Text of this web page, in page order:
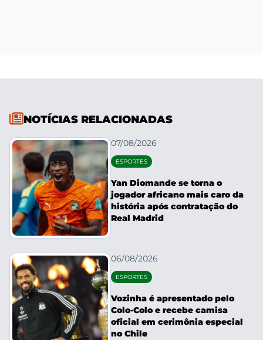
NOTÍCIAS RELACIONADAS
07/08/2026
ESPORTES
Yan Diomande se torna o
jogador africano mais caro da
história após contratação do
Real Madrid
06/08/2026
ESPORTES
Vozinha é apresentado pelo
Colo-Colo e recebe camisa
oficial em cerimônia especial
no Chile